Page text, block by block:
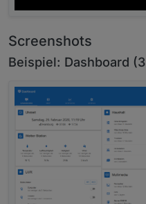
Screenshots
Beispiel: Dashboard (3